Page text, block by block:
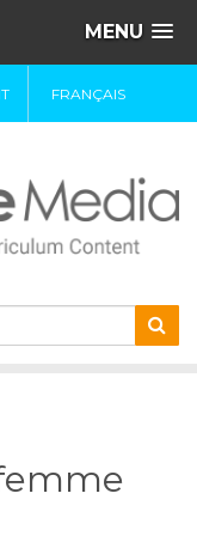
MENU
FRANÇAIS